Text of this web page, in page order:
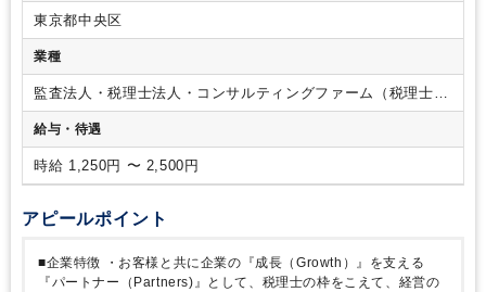
ています。・ITリテラシーも高く、ペーパーレスはあたりま
えのこと、お客様もIT業界に強みを持っています。
数や勤務時間は週15時間を目安に、スキルやご経験をもとに柔
軟にご相談いただけます。 ※在宅勤務制度習熟度に合わせた
昇格試験をクリアのち、可能となります。
PCスキル（Word／Excel）をお持ちの方
東京都中央区
業種
監査法人・税理士法人・コンサルティングファーム（税理士法
人）
給与・待遇
時給 1,250円 〜 2,500円
アピールポイント
■企業特徴 ・お客様と共に企業の『成長（Growth）』を支える
『パートナー（Partners)』として、税理士の枠をこえて、経営の